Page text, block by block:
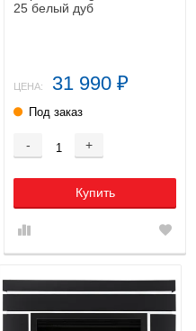
25 белый дуб
ЦЕНА: 31 990 ₽
Под заказ
- +
Купить